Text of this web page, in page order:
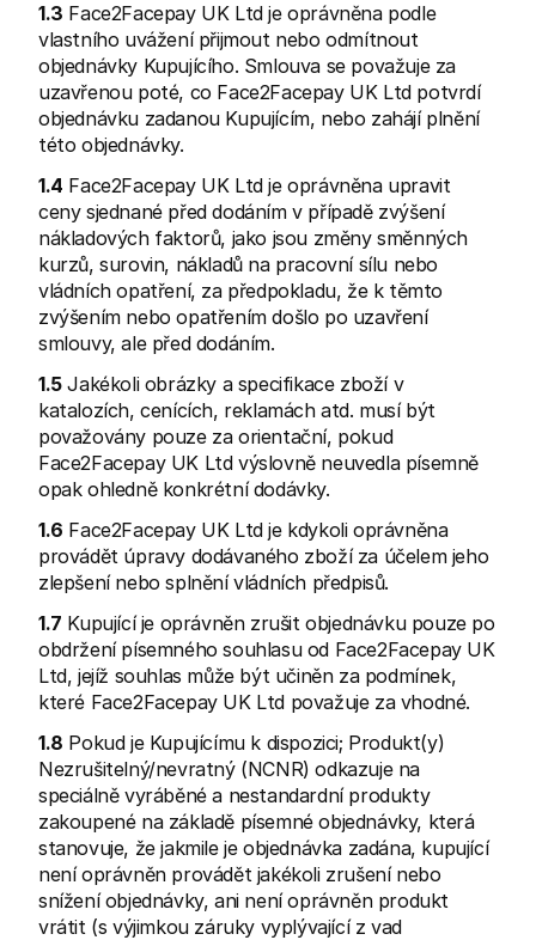
1.3 Face2Facepay UK Ltd je oprávněna podle
vlastního uvážení přijmout nebo odmítnout
objednávky Kupujícího. Smlouva se považuje za
uzavřenou poté, co Face2Facepay UK Ltd potvrdí
objednávku zadanou Kupujícím, nebo zahájí plnění
této objednávky.
1.4 Face2Facepay UK Ltd je oprávněna upravit
ceny sjednané před dodáním v případě zvýšení
nákladových faktorů, jako jsou změny směnných
kurzů, surovin, nákladů na pracovní sílu nebo
vládních opatření, za předpokladu, že k těmto
zvýšením nebo opatřením došlo po uzavření
smlouvy, ale před dodáním.
1.5 Jakékoli obrázky a specifikace zboží v
katalozích, cenících, reklamách atd. musí být
považovány pouze za orientační, pokud
Face2Facepay UK Ltd výslovně neuvedla písemně
opak ohledně konkrétní dodávky.
1.6 Face2Facepay UK Ltd je kdykoli oprávněna
provádět úpravy dodávaného zboží za účelem jeho
zlepšení nebo splnění vládních předpisů.
1.7 Kupující je oprávněn zrušit objednávku pouze po
obdržení písemného souhlasu od Face2Facepay UK
Ltd, jejíž souhlas může být učiněn za podmínek,
které Face2Facepay UK Ltd považuje za vhodné.
1.8 Pokud je Kupujícímu k dispozici; Produkt(y)
Nezrušitelný/nevratný (NCNR) odkazuje na
speciálně vyráběné a nestandardní produkty
zakoupené na základě písemné objednávky, která
stanovuje, že jakmile je objednávka zadána, kupující
není oprávněn provádět jakékoli zrušení nebo
snížení objednávky, ani není oprávněn produkt
vrátit (s výjimkou záruky vyplývající z vad
Připojte se k naší komunitě vývojářů
O Mollie
Ceník
Podívejte se na naše ceny
O nás
Zjistěte více o našem příběhu a
hodnotách
Novinky
Přečtěte si nejnovější zprávy od
Mollie
Kariéra
Přidejte se k nám - hledáme nové
kolegy!
Kontakt
Pro nakupující
Zjistěte, proč se Mollie objevila na vašem bankovním výpisu
Pro zákazníky Mollie
Obraťte se na náš tým zákaznické podpory
Kontaktujte obchodní tým
Zjistěte, jak můžeme pomoci vašemu podnikání